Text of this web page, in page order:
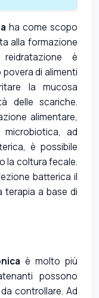
ha come scopo
alla formazione
è
di alimenti
la mucosa
delle scariche.
alimentare,
ad
è possibile
la coltura fecale.
batterica il
terapia a base di
è molto più
possono
controllare. Ad